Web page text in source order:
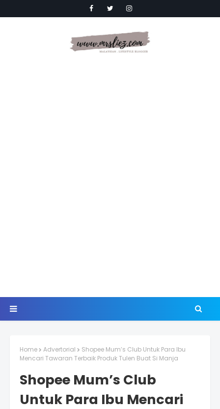
Home Advertorial
Shopee Mum’s Club Untuk Para Ibu
Mencari Tawaran Terbaik Produk Tulen Buat Si Manja
Shopee Mum’s Club
Untuk Para Ibu Mencari